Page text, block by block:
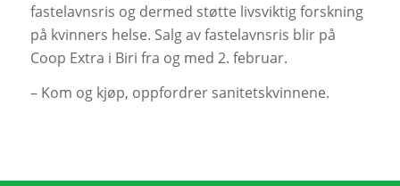
fastelavnsris og dermed støtte livsviktig forskning
på kvinners helse. Salg av fastelavnsris blir på
Coop Extra i Biri fra og med 2. februar.
– Kom og kjøp, oppfordrer sanitetskvinnene.